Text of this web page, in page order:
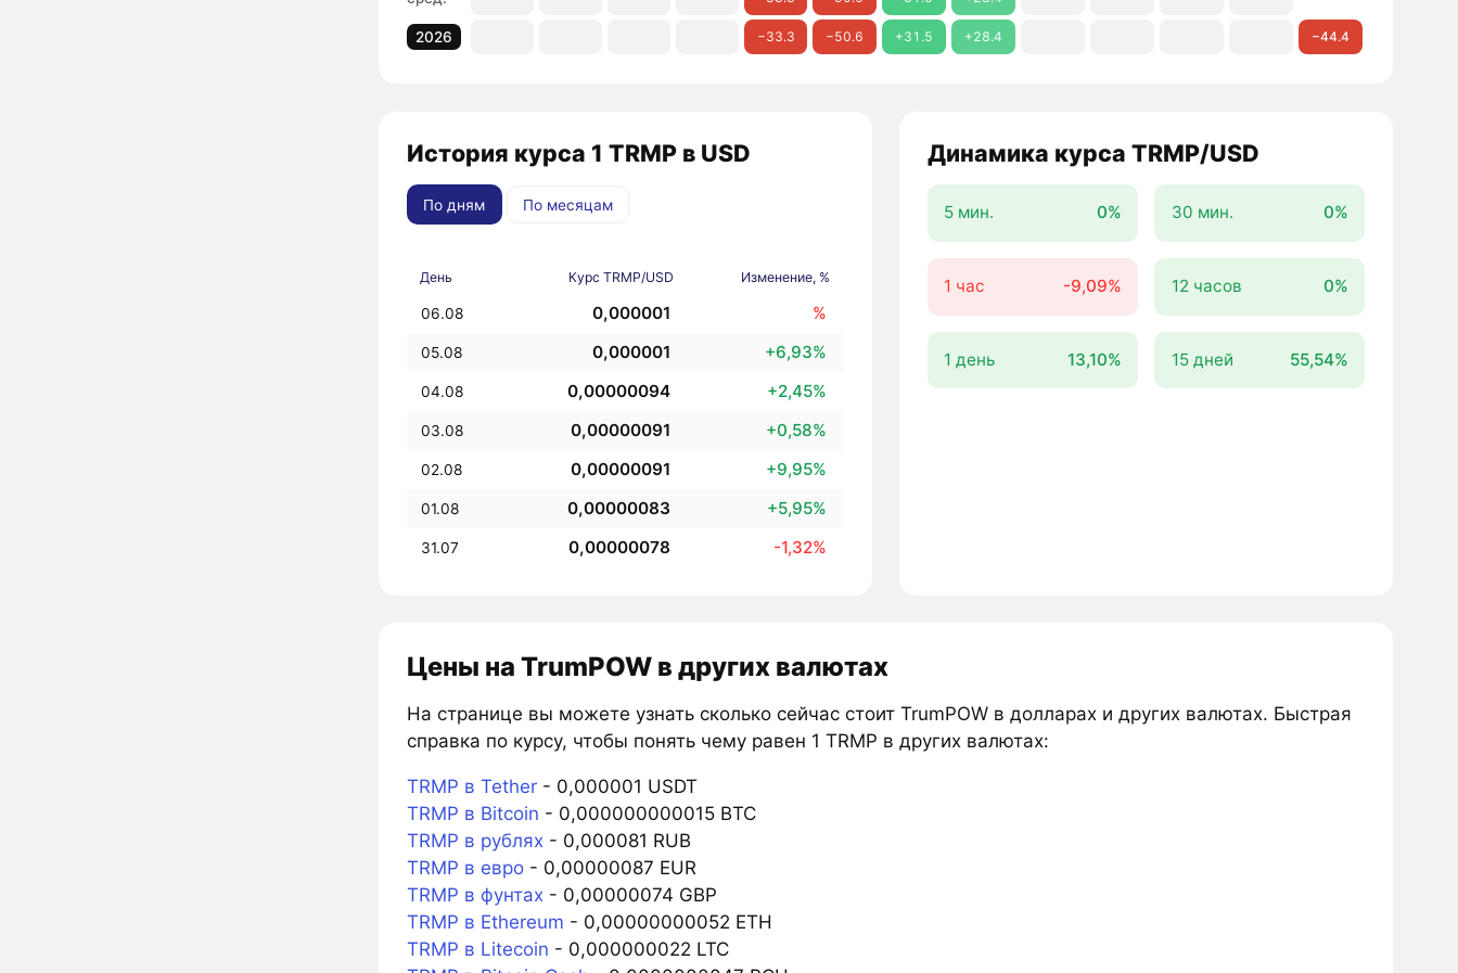
2026 −33.3 −50.6 +31.5 +28.4 −44.4
История курса 1 TRMP в USD
По дням По месяцам
День Курс TRMP/USD Изменение, %
06.08 0,000001 %
05.08 0,000001 +6,93%
04.08 0,00000094 +2,45%
03.08 0,00000091 +0,58%
02.08 0,00000091 +9,95%
01.08 0,00000083 +5,95%
31.07 0,00000078 -1,32%
Динамика курса TRMP/USD
5 мин. 0% 30 мин. 0%
1 час -9,09% 12 часов 0%
1 день 13,10% 15 дней 55,54%
Цены на TrumPOW в других валютах
На странице вы можете узнать сколько сейчас стоит TrumPOW в долларах и других валютах. Быстрая
справка по курсу, чтобы понять чему равен 1 TRMP в других валютах:
TRMP в Tether- 0,000001 USDT
TRMP в Bitcoin - 0,000000000015 BTC
TRMP в рублях- 0,000081 RUB
TRMP в евро- 0,00000087 EUR
TRMP в фунтах- 0,00000074 GBP
TRMP в Ethereum - 0,00000000052 ETH
TRMP в Litecoin - 0,000000022 LTC